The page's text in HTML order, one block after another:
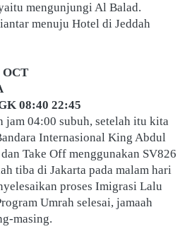
mengunjungi Al Balad.
menuju Hotel di Jeddah
OCT
08:40 22:45
jam 04:00 subuh, setelah itu kita
Internasional King Abdul
Take Off menggunakan SV826
tiba di Jakarta pada malam hari
proses Imigrasi Lalu
Umrah selesai, jamaah
masing.